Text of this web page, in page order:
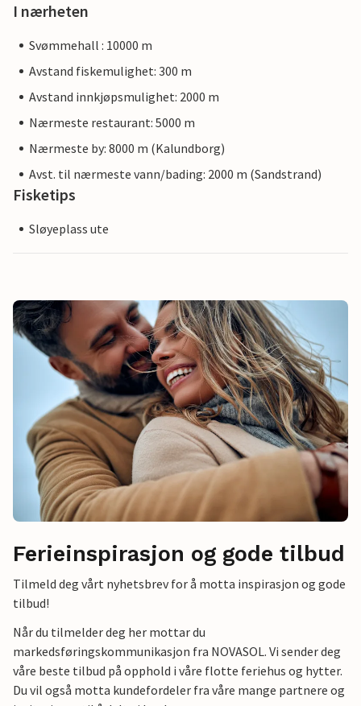
I nærheten
Svømmehall : 10000 m
Avstand fiskemulighet: 300 m
Avstand innkjøpsmulighet: 2000 m
Nærmeste restaurant: 5000 m
Nærmeste by: 8000 m (Kalundborg)
Avst. til nærmeste vann/bading: 2000 m (Sandstrand)
Fisketips
Sløyeplass ute
Ferieinspirasjon og gode tilbud
Tilmeld deg vårt nyhetsbrev for å motta inspirasjon og gode
tilbud!
Når du tilmelder deg her mottar du
markedsføringskommunikasjon fra NOVASOL. Vi sender deg
våre beste tilbud på opphold i våre flotte feriehus og hytter.
Du vil også motta kundefordeler fra våre mange partnere og